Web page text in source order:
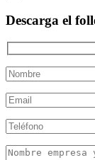
Descarga el